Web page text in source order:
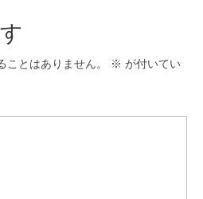
とはありません。 ※ が付いてい